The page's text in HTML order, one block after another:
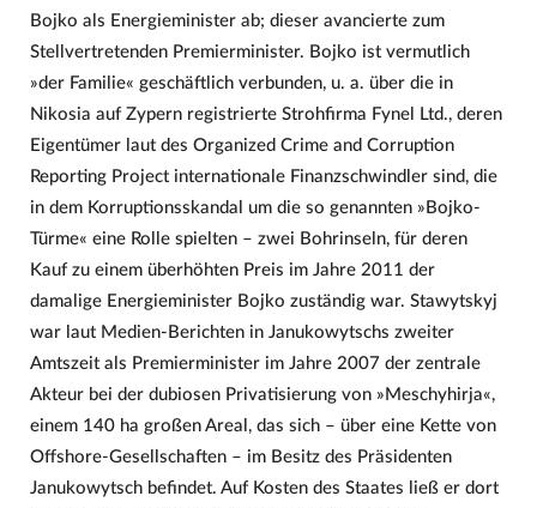
Bojko als Energieminister ab; dieser avancierte zum
Stellvertretenden Premierminister. Bojko ist vermutlich
»der Familie« geschäftlich verbunden, u. a. über die in
Nikosia auf Zypern registrierte Strohfirma Fynel Ltd., deren
Eigentümer laut des Organized Crime and Corruption
Reporting Project internationale Finanzschwindler sind, die
in dem Korruptionsskandal um die so genannten »Bojko-
Türme« eine Rolle spielten – zwei Bohrinseln, für deren
Kauf zu einem überhöhten Preis im Jahre 2011 der
damalige Energieminister Bojko zuständig war. Stawytskyj
war laut Medien-Berichten in Janukowytschs zweiter
Amtszeit als Premierminister im Jahre 2007 der zentrale
Akteur bei der dubiosen Privatisierung von »Meschyhirja«,
einem 140 ha großen Areal, das sich – über eine Kette von
Offshore-Gesellschaften – im Besitz des Präsidenten
Janukowytsch befindet. Auf Kosten des Staates ließ er dort